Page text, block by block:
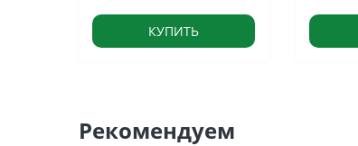
КУПИТЬ
Рекомендуем